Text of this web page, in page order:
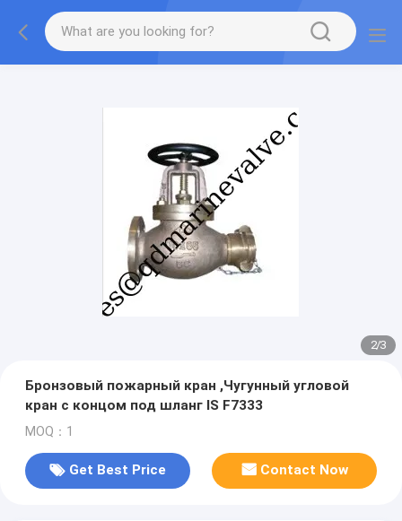
2/3
Бронзовый пожарный кран ,Чугунный угловой
кран с концом под шланг IS F7333
MOQ：1
Get Best Price Contact Now